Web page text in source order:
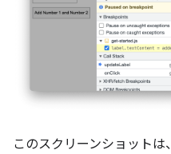
このスクリーンショットは、